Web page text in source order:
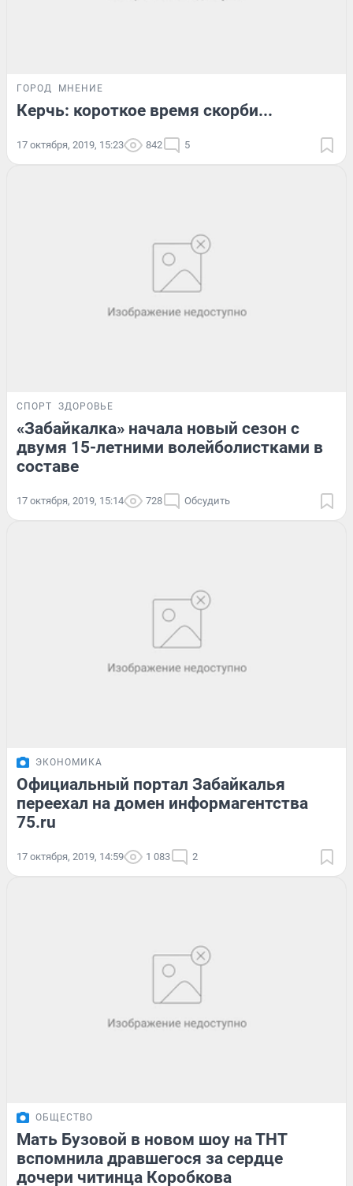
ГОРОД МНЕНИЕ
Керчь: короткое время скорби...
17 октября, 2019, 15:23 842 5
СПОРТ ЗДОРОВЬЕ
«Забайкалка» начала новый сезон с
двумя 15-летними волейболистками в
составе
17 октября, 2019, 15:14 728 Обсудить
ЭКОНОМИКА
Официальный портал Забайкалья
переехал на домен информагентства
75.ru
17 октября, 2019, 14:59 1 083 2
ОБЩЕСТВО
Мать Бузовой в новом шоу на ТНТ
вспомнила дравшегося за сердце
дочери читинца Коробкова